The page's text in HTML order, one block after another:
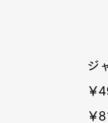
ジ
￥
￥